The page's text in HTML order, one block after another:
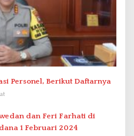
Personel, Berikut Daftarnya
dan Feri Farhati di
1 Februari 2024